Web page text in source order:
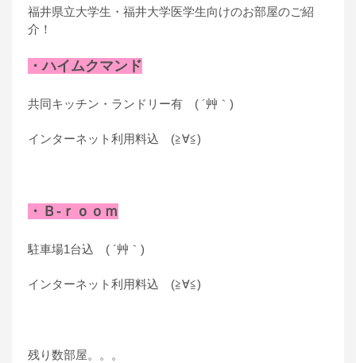
福井県立大学生・福井大学医学生向けのお部屋のご紹
介！
・ハイムクマンド
共同キッチン・ランドリー有 ( ´艸｀)
インターネット利用料込 (≧∀≦)
・Ｂ-ｒｏｏｍ
駐車場1台込 ( ´艸｀)
インターネット利用料込 (≧∀≦)
残り数部屋。。。